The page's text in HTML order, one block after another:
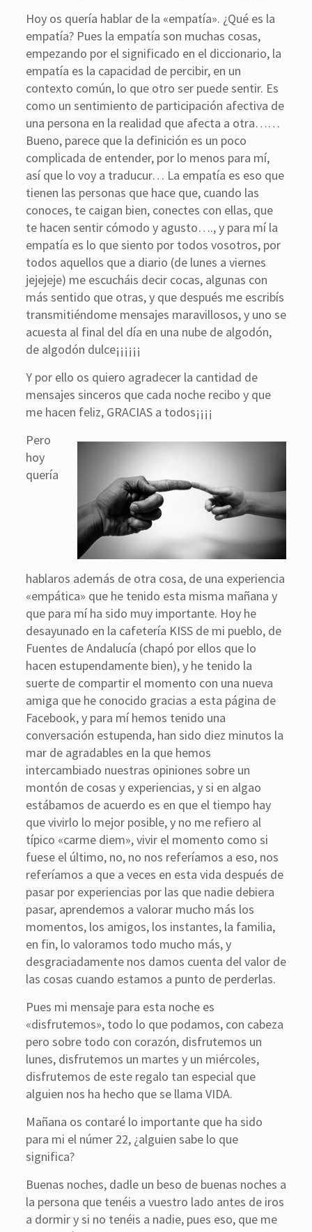
Hoy os quería hablar de la «empatía». ¿Qué es la
empatía? Pues la empatía son muchas cosas,
empezando por el significado en el diccionario, la
empatía es la capacidad de percibir, en un
contexto común, lo que otro ser puede sentir. Es
como un sentimiento de participación afectiva de
una persona en la realidad que afecta a otra……
Bueno, parece que la definición es un poco
complicada de entender, por lo menos para mí,
así que lo voy a traducur… La empatía es eso que
tienen las personas que hace que, cuando las
conoces, te caigan bien, conectes con ellas, que
te hacen sentir cómodo y agusto…., y para mí la
empatía es lo que siento por todos vosotros, por
todos aquellos que a diario (de lunes a viernes
jejejeje) me escucháis decir cocas, algunas con
más sentido que otras, y que después me escribís
transmitiéndome mensajes maravillosos, y uno se
acuesta al final del día en una nube de algodón,
de algodón dulce¡¡¡¡¡¡
Y por ello os quiero agradecer la cantidad de
mensajes sinceros que cada noche recibo y que
me hacen feliz, GRACIAS a todos¡¡¡¡
Pero
hoy
quería
hablaros además de otra cosa, de una experiencia
«empática» que he tenido esta misma mañana y
que para mí ha sido muy importante. Hoy he
desayunado en la cafetería KISS de mi pueblo, de
Fuentes de Andalucía (chapó por ellos que lo
hacen estupendamente bien), y he tenido la
suerte de compartir el momento con una nueva
amiga que he conocido gracias a esta página de
Facebook, y para mí hemos tenido una
conversación estupenda, han sido diez minutos la
mar de agradables en la que hemos
intercambiado nuestras opiniones sobre un
montón de cosas y experiencias, y si en algao
estábamos de acuerdo es en que el tiempo hay
que vivirlo lo mejor posible, y no me refiero al
típico «carme diem», vivir el momento como si
fuese el último, no, no nos referíamos a eso, nos
referíamos a que a veces en esta vida después de
pasar por experiencias por las que nadie debiera
pasar, aprendemos a valorar mucho más los
momentos, los amigos, los instantes, la familia,
en fin, lo valoramos todo mucho más, y
desgraciadamente nos damos cuenta del valor de
las cosas cuando estamos a punto de perderlas.
Pues mi mensaje para esta noche es
«disfrutemos», todo lo que podamos, con cabeza
pero sobre todo con corazón, disfrutemos un
lunes, disfrutemos un martes y un miércoles,
disfrutemos de este regalo tan especial que
alguien nos ha hecho que se llama VIDA.
Mañana os contaré lo importante que ha sido
para mi el númer 22, ¿alguien sabe lo que
significa?
Buenas noches, dadle un beso de buenas noches a
la persona que tenéis a vuestro lado antes de iros
a dormir y si no tenéis a nadie, pues eso, que me